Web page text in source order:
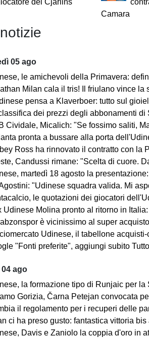
del Cjarlins
Camara
05 ago
le amichevoli della Primavera:
Milan cala il tris! Il friulano vince la sua terza
pensa a Klaverboer: tutto sul
dei prezzi degli abbonamenti di Serie A:
Micalich: "Se fossimo saliti, Marangon sarebbe rimasto
pronta a bussare alla porta dell'Udinese: nel
Ross ha rinnovato il contratto con la
Candussi rimane: "Scelta di cuore.
martedì 18 agosto la presentazione: Parco
"Udinese squadra valida. Mi aspetto tanto
le quotazioni dei giocatori dell'Udinese
Udinese Molina pronto al ritorno in Italia: la
è vicinissimo al super acquisto:
Udinese, il tabellone acquisti-
"Fonti preferite", aggiungi subito TuttoUdinese e
04 ago
la formazione tipo di Runjaic per la
Gorizia, Čarna Petejan convocata per il Centro di Alta
il regolamento per i recuperi delle partite
ci ha preso gusto: fantastica vittoria
Davis e Zaniolo la coppia d'oro in